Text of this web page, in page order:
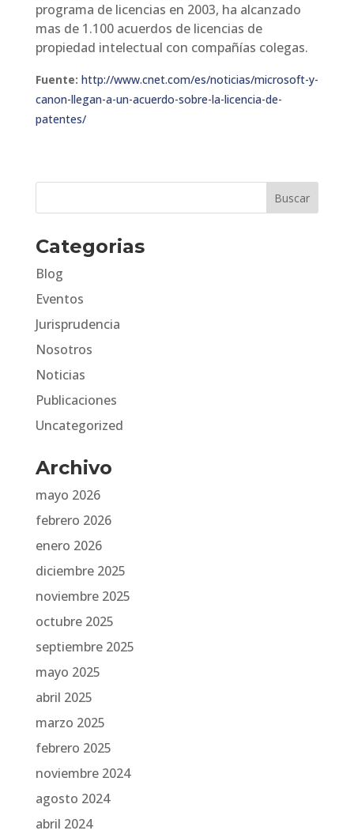
programa de licencias en 2003, ha alcanzado
mas de 1.100 acuerdos de licencias de
propiedad intelectual con compañías colegas.
Fuente: http://www.cnet.com/es/noticias/microsoft-y-
canon-llegan-a-un-acuerdo-sobre-la-licencia-de-
patentes/
Categorias
Blog
Eventos
Jurisprudencia
Nosotros
Noticias
Publicaciones
Uncategorized
Archivo
mayo 2026
febrero 2026
enero 2026
diciembre 2025
noviembre 2025
octubre 2025
septiembre 2025
mayo 2025
abril 2025
marzo 2025
febrero 2025
noviembre 2024
agosto 2024
abril 2024